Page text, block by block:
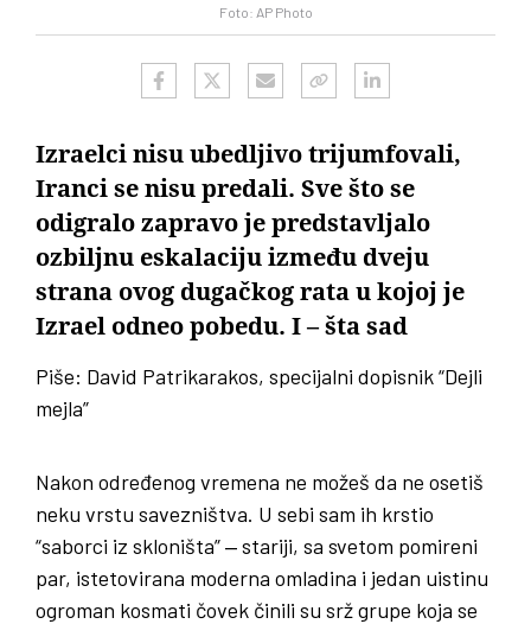
Foto: AP Photo
Izraelci nisu ubedljivo trijumfovali,
Iranci se nisu predali. Sve što se
odigralo zapravo je predstavljalo
ozbiljnu eskalaciju između dveju
strana ovog dugačkog rata u kojoj je
Izrael odneo pobedu. I – šta sad
Piše: David Patrikarakos, specijalni dopisnik “Dejli
mejla”
Nakon određenog vremena ne možeš da ne osetiš
neku vrstu savezništva. U sebi sam ih krstio
“saborci iz skloništa” ‒ stariji, sa svetom pomireni
par, istetovirana moderna omladina i jedan uistinu
ogroman kosmati čovek činili su srž grupe koja se